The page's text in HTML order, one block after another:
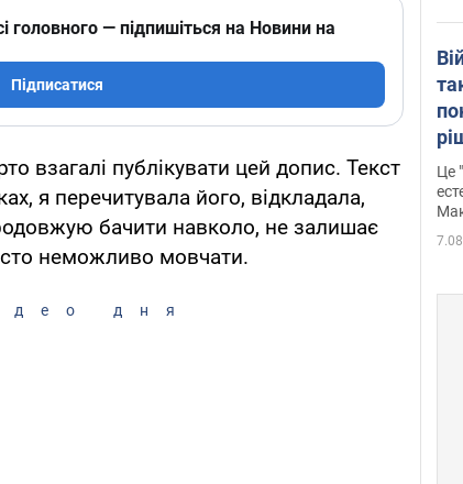
головного — підпишіться на Новини на
Підписатися
взагалі публікувати цей допис. Текст
я перечитувала його, відкладала,
бачити навколо, не залишає
неможливо мовчати.​
дня
Це